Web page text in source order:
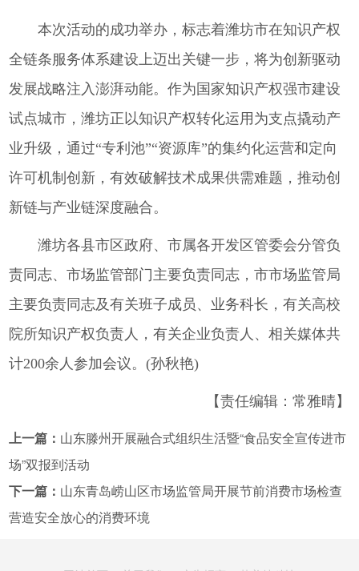
本次活动的成功举办，标志着潍坊市在知识产权
全链条服务体系建设上迈出关键一步，将为创新驱动
发展战略注入澎湃动能。作为国家知识产权强市建设
试点城市，潍坊正以知识产权转化运用为支点撬动产
业升级，通过“专利池”“资源库”的集约化运营和定向
许可机制创新，有效破解技术成果供需难题，推动创
新链与产业链深度融合。
潍坊各县市区政府、市属各开发区管委会分管负
责同志、市场监管部门主要负责同志，市市场监管局
主要负责同志及有关班子成员、业务科长，有关高校
院所知识产权负责人，有关企业负责人、相关媒体共
计200余人参加会议。(孙秋艳)
【责任编辑：常雅晴】
上一篇： 山东滕州开展融合式组织生活暨“食品安全宣传进市
场”双报到活动
下一篇： 山东青岛崂山区市场监管局开展节前消费市场检查
营造安全放心的消费环境